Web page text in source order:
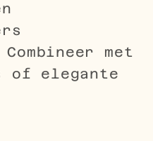
met
of elegante